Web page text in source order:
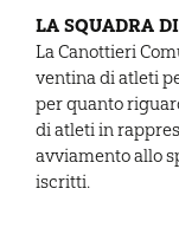
LA SQUADRA
La Canottieri
ventina di atleti
per quanto
di atleti in
avviamento allo
iscritti.